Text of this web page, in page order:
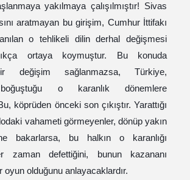
yakılmaya çalışılmıştır! Sivas
aratmayan bu girişim, Cumhur İttifakı
o tehlikeli dilin derhal değişmesi
ortaya koymuştur. Bu konuda
değişim sağlanmazsa, Türkiye,
o karanlık dönemlere
köprüden önceki son çıkıştır. Yarattığı
vahameti görmeyenler, dönüp yakın
bakarlarsa, bu halkın o karanlığı
zaman defettiğini, bunun kazananı
oyun olduğunu anlayacaklardır.